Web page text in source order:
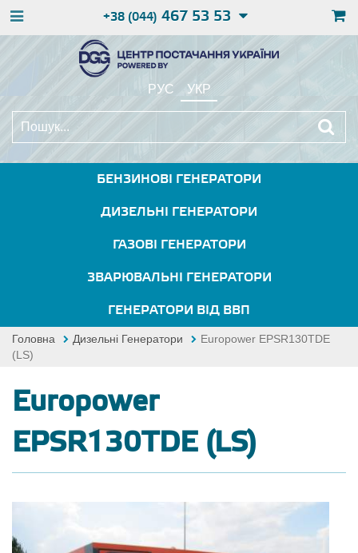
+38 (044) 467 53 53
РУС УКР
БЕНЗИНОВІ ГЕНЕРАТОРИ
ДИЗЕЛЬНІ ГЕНЕРАТОРИ
ГАЗОВІ ГЕНЕРАТОРИ
ЗВАРЮВАЛЬНІ ГЕНЕРАТОРИ
ГЕНЕРАТОРИ ВІД ВВП
Головна Дизельні Генератори
Europower EPSR130TDE
(LS)
Europower
EPSR130TDE (LS)